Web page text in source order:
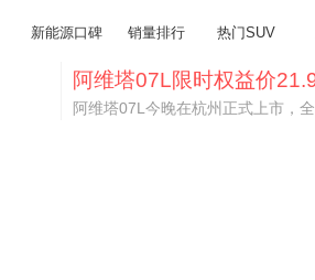
新能源口碑 销量排行 热门SUV